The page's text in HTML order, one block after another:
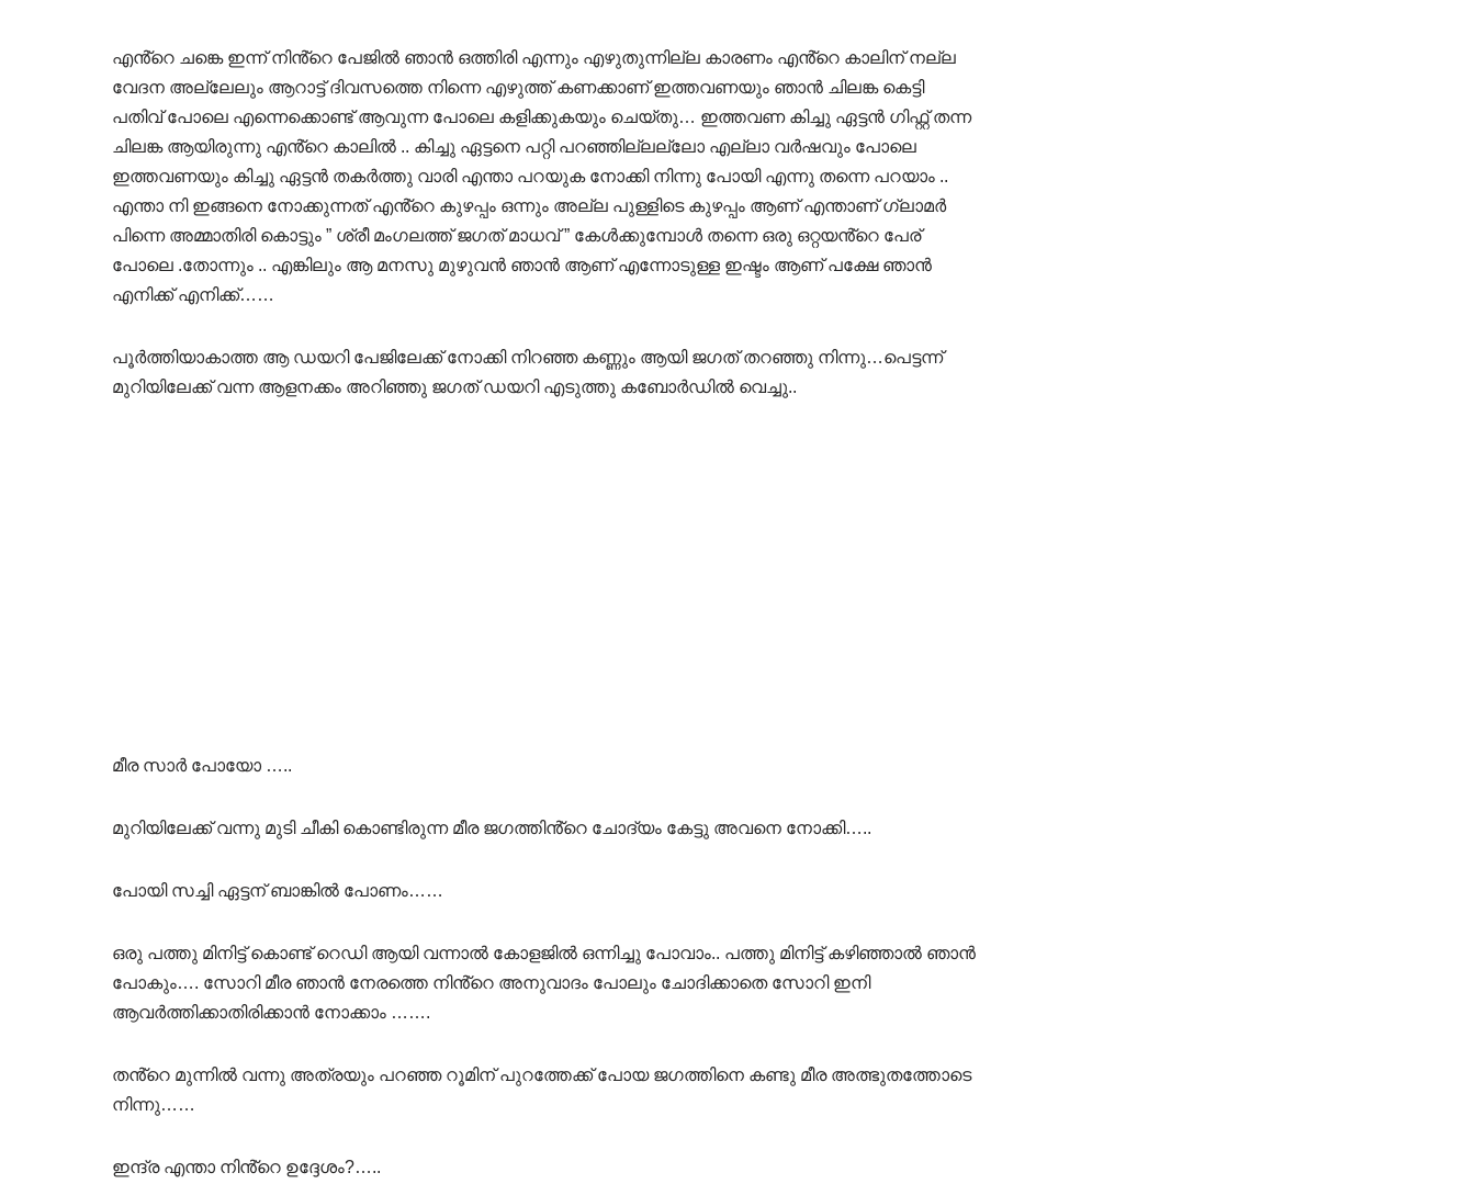
എൻ്റെ ചങ്കെ ഇന്ന് നിൻ്റെ പേജിൽ ഞാൻ ഒത്തിരി എന്നും എഴുതുന്നില്ല കാരണം എൻ്റെ കാലിന് നല്ല
വേദന അല്ലേലും ആറാട്ട് ദിവസത്തെ നിന്നെ എഴുത്ത് കണക്കാണ് ഇത്തവണയും ഞാൻ ചിലങ്ക കെട്ടി
പതിവ് പോലെ എന്നെക്കൊണ്ട് ആവുന്ന പോലെ കളിക്കുകയും ചെയ്തു… ഇത്തവണ കിച്ചു ഏട്ടൻ ഗിഫ്റ്റ് തന്ന
ചിലങ്ക ആയിരുന്നു എൻ്റെ കാലിൽ .. കിച്ചു ഏട്ടനെ പറ്റി പറഞ്ഞില്ലല്ലോ എല്ലാ വർഷവും പോലെ
ഇത്തവണയും കിച്ചു ഏട്ടൻ തകർത്തു വാരി എന്താ പറയുക നോക്കി നിന്നു പോയി എന്നു തന്നെ പറയാം ..
എന്താ നി ഇങ്ങനെ നോക്കുന്നത് എൻ്റെ കുഴപ്പം ഒന്നും അല്ല പുള്ളിടെ കുഴപ്പം ആണ് എന്താണ് ഗ്ലാമർ
പിന്നെ അമ്മാതിരി കൊട്ടും ” ശ്രീ മംഗലത്ത് ജഗത് മാധവ് ” കേൾക്കുമ്പോൾ തന്നെ ഒരു ഒറ്റയൻ്റെ പേര്
പോലെ .തോന്നും .. എങ്കിലും ആ മനസു മുഴുവൻ ഞാൻ ആണ് എന്നോടുള്ള ഇഷ്ടം ആണ് പക്ഷേ ഞാൻ
എനിക്ക് എനിക്ക്……
പൂർത്തിയാകാത്ത ആ ഡയറി പേജിലേക്ക് നോക്കി നിറഞ്ഞ കണ്ണും ആയി ജഗത് തറഞ്ഞു നിന്നു…പെട്ടന്ന്
മുറിയിലേക്ക് വന്ന ആളനക്കം അറിഞ്ഞു ജഗത് ഡയറി എടുത്തു കബോർഡിൽ വെച്ചു..
മീര സാർ പോയോ …..
മുറിയിലേക്ക് വന്നു മുടി ചീകി കൊണ്ടിരുന്ന മീര ജഗത്തിൻ്റെ ചോദ്യം കേട്ടു അവനെ നോക്കി…..
പോയി സച്ചി ഏട്ടന് ബാങ്കിൽ പോണം……
ഒരു പത്തു മിനിട്ട് കൊണ്ട് റെഡി ആയി വന്നാൽ കോളജിൽ ഒന്നിച്ചു പോവാം.. പത്തു മിനിട്ട് കഴിഞ്ഞാൽ ഞാൻ
പോകും…. സോറി മീര ഞാൻ നേരത്തെ നിൻ്റെ അനുവാദം പോലും ചോദിക്കാതെ സോറി ഇനി
ആവർത്തിക്കാതിരിക്കാൻ നോക്കാം …….
തൻ്റെ മുന്നിൽ വന്നു അത്രയും പറഞ്ഞ റൂമിന് പുറത്തേക്ക് പോയ ജഗത്തിനെ കണ്ടു മീര അത്ഭുതത്തോടെ
നിന്നു……
ഇന്ദ്ര എന്താ നിൻ്റെ ഉദ്ദേശം?…..